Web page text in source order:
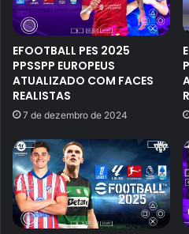
EFOOTBALL PES 2025
PPSSPP EUROPEUS
ATUALIZADO COM FACES
REALISTAS
7 de dezembro de 2024